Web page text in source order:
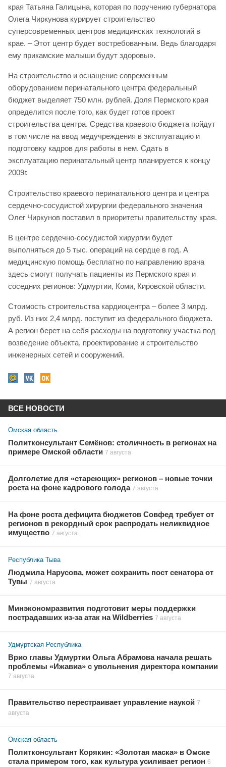
края Татьяна Галицына, которая по поручению губернатора
Олега Чиркунова курирует строительство
суперсовременных центров медицинских технологий в
крае. – Этот центр будет востребованным. Ведь благодаря
ему прикамские малыши будут здоровы».
На строительство и оснащение современным
оборудованием перинатального центра федеральный
бюджет выделяет 750 млн. рублей. Доля Пермского края
определится после того, как будет готов проект
строительства центра. Средства краевого бюджета пойдут
в том числе на ввод медучреждения в эксплуатацию и
подготовку кадров для работы в нем. Сдать в
эксплуатацию перинатальный центр планируется к концу
2009г.
Строительство краевого перинатального центра и центра
сердечно-сосудистой хирургии федерального значения
Олег Чиркунов поставил в приоритеты правительству края.
В центре сердечно-сосудистой хирургии будет
выполняться до 5 тыс. операций на сердце в год. А
медицинскую помощь бесплатно по направлению врача
здесь смогут получать пациенты из Пермского края и
соседних регионов: Удмуртии, Коми, Кировской области.
Стоимость строительства кардиоцентра – более 3 млрд.
руб. Из них 2,4 млрд. поступит из федерального бюджета.
А регион берет на себя расходы на подготовку участка под
возведение объекта, проектирование и строительство
инженерных сетей и сооружений.
ВСЕ НОВОСТИ
Омская область
Политконсультант Семёнов: столичность в регионах на
примере Омской области 7 августа
Долголетие для «стареющих» регионов – новые точки
роста на фоне кадрового голода 7 августа
На фоне роста дефицита бюджетов Совфед требует от
регионов в рекордный срок распродать неликвидное
имущество 7 августа
Республика Тыва
Людмила Нарусова, может сохранить пост сенатора от
Тувы 7 августа
Минэкономразвития подготовит меры поддержки
пострадавших из-за атак на Wildberries 7 августа
Удмуртская Республика
Врио главы Удмуртии Ольга Абрамова начала решать
проблемы «Ижавиа» с увольнения директора компании
7 августа
Правительство перестраивает управление наукой 7
августа
Омская область
Политконсультант Корякин: «Золотая маска» в Омске
стала примером того, как культура усиливает регион 6